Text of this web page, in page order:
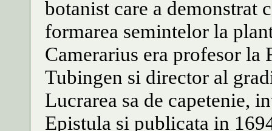
botanist care a demonstrat
formarea semintelor la
Camerarius era profesor la
Tubingen si director al
Lucrarea sa de capetenie,
Epistula si publicata in